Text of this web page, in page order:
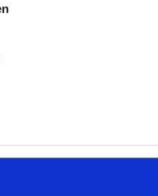
gelöscht.
Angebot der aumass